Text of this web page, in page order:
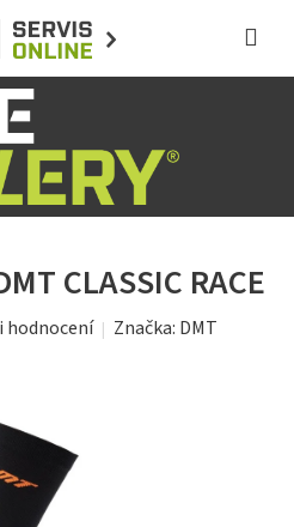
CLASSIC RACE
hodnocení Značka: DMT